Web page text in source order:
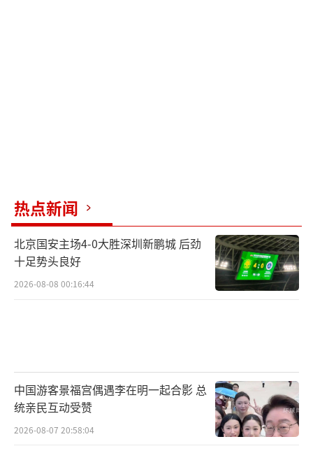
热点新闻
北京国安主场4-0大胜深圳新鹏城 后劲
十足势头良好
2026-08-08 00:16:44
中国游客景福宫偶遇李在明一起合影 总
统亲民互动受赞
2026-08-07 20:58:04